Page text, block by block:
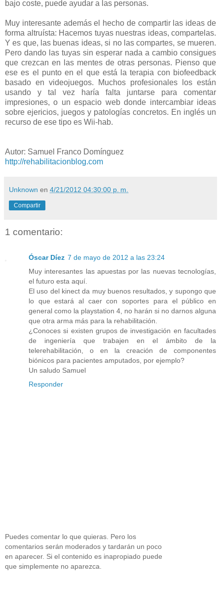
bajo coste, puede ayudar a las personas.
Muy interesante además el hecho de compartir las ideas de
forma altruísta: Hacemos tuyas nuestras ideas, compartelas.
Y es que, las buenas ideas, si no las compartes, se mueren.
Pero dando las tuyas sin esperar nada a cambio consigues
que crezcan en las mentes de otras personas. Pienso que
ese es el punto en el que está la terapia con biofeedback
basado en videojuegos. Muchos profesionales los están
usando y tal vez haría falta juntarse para comentar
impresiones, o un espacio web donde intercambiar ideas
sobre ejericios, juegos y patologías concretos. En inglés un
recurso de ese tipo es Wii-hab.
Autor: Samuel Franco Domínguez
http://rehabilitacionblog.com
Unknown en 4/21/2012 04:30:00 p. m.
Compartir
1 comentario:
Óscar Díez 7 de mayo de 2012 a las 23:24
Muy interesantes las apuestas por las nuevas tecnologías,
el futuro esta aquí.
El uso del kinect da muy buenos resultados, y supongo que
lo que estará al caer con soportes para el público en
general como la playstation 4, no harán si no darnos alguna
que otra arma más para la rehabilitación.
¿Conoces si existen grupos de investigación en facultades
de ingeniería que trabajen en el ámbito de la
telerehabilitación, o en la creación de componentes
biónicos para pacientes amputados, por ejemplo?
Un saludo Samuel
Responder
Puedes comentar lo que quieras. Pero los
comentarios serán moderados y tardarán un poco
en aparecer. Si el contenido es inapropiado puede
que simplemente no aparezca.